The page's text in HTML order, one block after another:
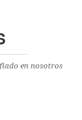
en nosotros